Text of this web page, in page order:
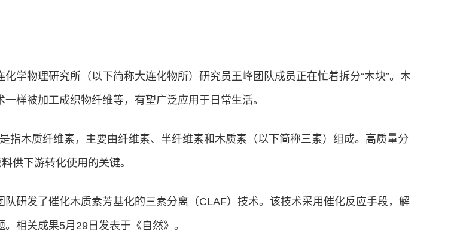
学物理研究所（以下简称大连化物所）研究员王峰团队成员正在忙着拆分“木块”。木
样被加工成织物纤维等，有望广泛应用于日常生活。
指木质纤维素，主要由纤维素、半纤维素和木质素（以下简称三素）组成。高质量分
供下游转化使用的关键。
研发了催化木质素芳基化的三素分离（CLAF）技术。该技术采用催化反应手段，解
相关成果5月29日发表于《自然》。